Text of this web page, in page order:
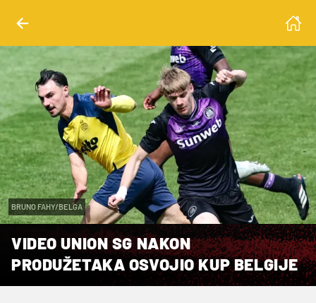
BRUNO FAHY/BELGA
VIDEO UNION SG NAKON
PRODUŽETAKA OSVOJIO KUP BELGIJE